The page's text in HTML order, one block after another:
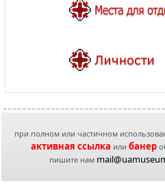
при полном или частичном
активная ссылка или банер
пишите нам